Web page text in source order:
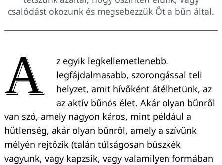
csalódást okozunk és megsebezzük Őt a bűn által.
A
z egyik legkellemetlenebb,
legfájdalmasabb, szorongással teli
helyzet, amit hívőként átélhetünk, az
az aktív bűnös élet. Akár olyan bűnről
van szó, amely nagyon káros, mint például a
hűtlenség, akár olyan bűnről, amely a szívünk
mélyén rejtőzik (talán túlságosan büszkék
vagyunk, vagy kapzsik, vagy valamilyen formában